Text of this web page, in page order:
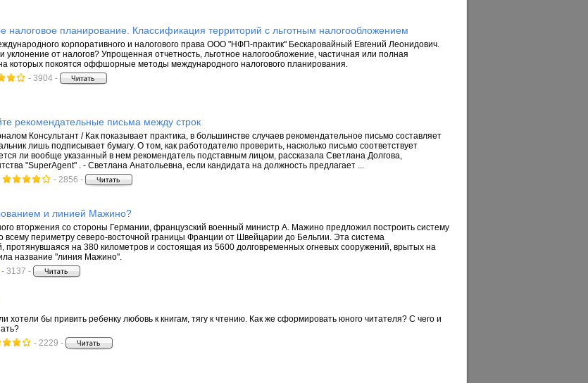
налоговое планирование. Классификация территорий с льготным налогообложением
корпоративного и налогового права ООО "НФП-практик" Бескаровайный Евгений Леонидович.
уклонение от налогов? Упрощенная отчетность, льготное налогообложение, частичная или полная
которых покоятся оффшорные методы международного налогового планирования.
- 3904 -
рекомендательные письма между строк
Консультант / Как показывает практика, в большинстве случаев рекомендательное письмо составляет
лишь подписывает бумагу. О том, как работодателю проверить, насколько письмо соответствует
ли вообще указанный в нем рекомендатель подставным лицом, рассказала Светлана Долгова,
"SuperAgent" . - Светлана Анатольевна, если кандидата на должность предлагает ...
- 2856 -
и линией Мажино?
вторжения со стороны Германии, французский военный министр А. Мажино предложил построить систему
всему периметру северо-восточной границы Франции от Швейцарии до Бельгии. Эта система
протянувшаяся на 380 километров и состоящая из 5600 долговременных огневых сооружений, врытых на
название "линия Мажино".
- 3137 -
хотели бы привить ребенку любовь к книгам, тягу к чтению. Как же сформировать юного читателя? С чего и
- 2229 -